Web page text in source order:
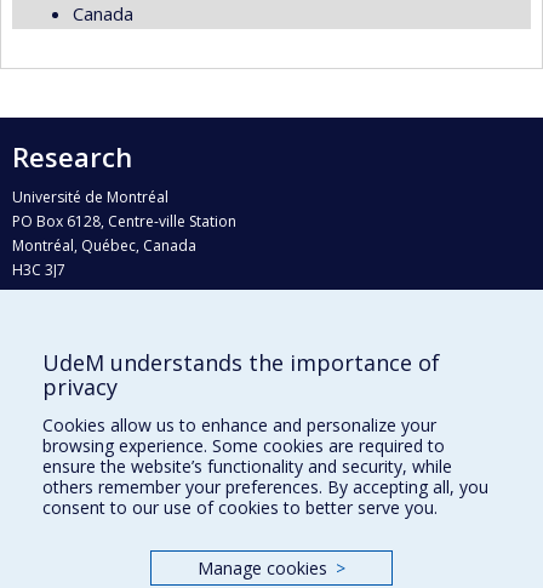
Canada
Research
Université de Montréal
PO Box 6128, Centre-ville Station
Montréal, Québec, Canada
H3C 3J7
Who does what?
Find us
Site map
Accessibility
UdeM understands the importance of
privacy
Cookies allow us to enhance and personalize your
browsing experience. Some cookies are required to
ensure the website’s functionality and security, while
others remember your preferences. By accepting all, you
consent to our use of cookies to better serve you.
Manage cookies >